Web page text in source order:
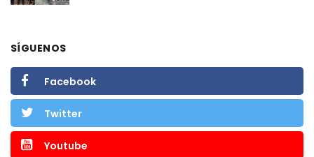
SÍGUENOS
Facebook
Twitter
Youtube